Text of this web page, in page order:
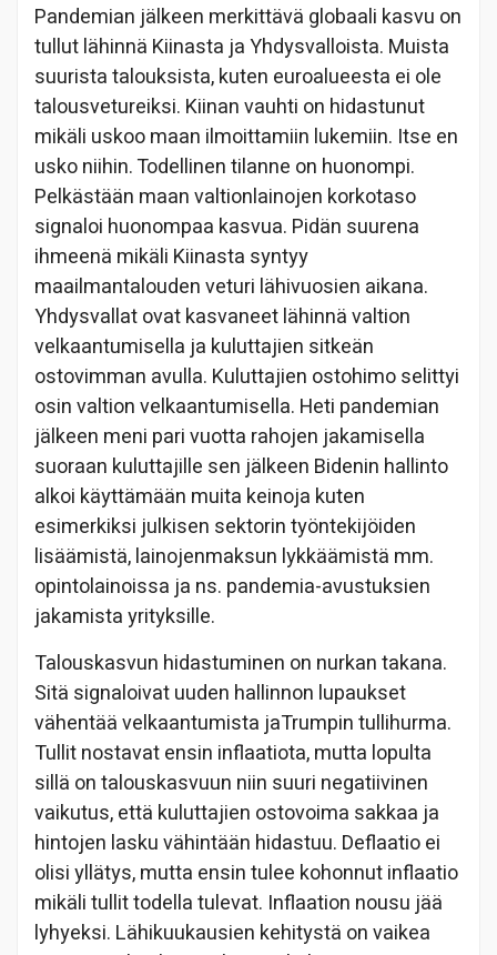
Pandemian jälkeen merkittävä globaali kasvu on
tullut lähinnä Kiinasta ja Yhdysvalloista. Muista
suurista talouksista, kuten euroalueesta ei ole
talousvetureiksi. Kiinan vauhti on hidastunut
mikäli uskoo maan ilmoittamiin lukemiin. Itse en
usko niihin. Todellinen tilanne on huonompi.
Pelkästään maan valtionlainojen korkotaso
signaloi huonompaa kasvua. Pidän suurena
ihmeenä mikäli Kiinasta syntyy
maailmantalouden veturi lähivuosien aikana.
Yhdysvallat ovat kasvaneet lähinnä valtion
velkaantumisella ja kuluttajien sitkeän
ostovimman avulla. Kuluttajien ostohimo selittyi
osin valtion velkaantumisella. Heti pandemian
jälkeen meni pari vuotta rahojen jakamisella
suoraan kuluttajille sen jälkeen Bidenin hallinto
alkoi käyttämään muita keinoja kuten
esimerkiksi julkisen sektorin työntekijöiden
lisäämistä, lainojenmaksun lykkäämistä mm.
opintolainoissa ja ns. pandemia-avustuksien
jakamista yrityksille.
Talouskasvun hidastuminen on nurkan takana.
Sitä signaloivat uuden hallinnon lupaukset
vähentää velkaantumista jaTrumpin tullihurma.
Tullit nostavat ensin inflaatiota, mutta lopulta
sillä on talouskasvuun niin suuri negatiivinen
vaikutus, että kuluttajien ostovoima sakkaa ja
hintojen lasku vähintään hidastuu. Deflaatio ei
olisi yllätys, mutta ensin tulee kohonnut inflaatio
mikäli tullit todella tulevat. Inflaation nousu jää
lyhyeksi. Lähikuukausien kehitystä on vaikea